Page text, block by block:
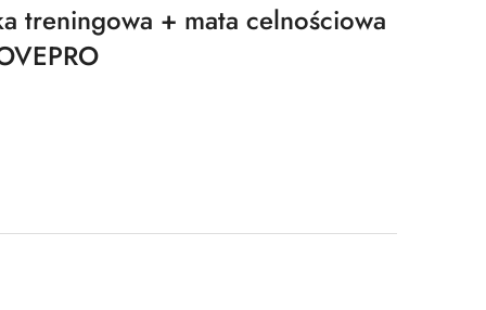
treningowa + mata celnościowa